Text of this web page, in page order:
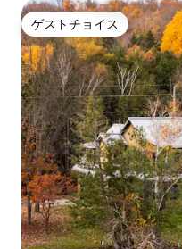
ゲストチョイス
ゲストチョイス